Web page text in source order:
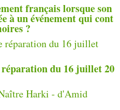
français lorsque son
à un événement qui cont
?
du 16 juillet 20